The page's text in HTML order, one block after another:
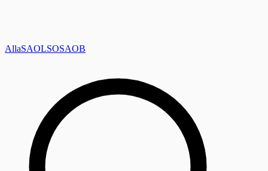
AllaSAOLSOSAOB